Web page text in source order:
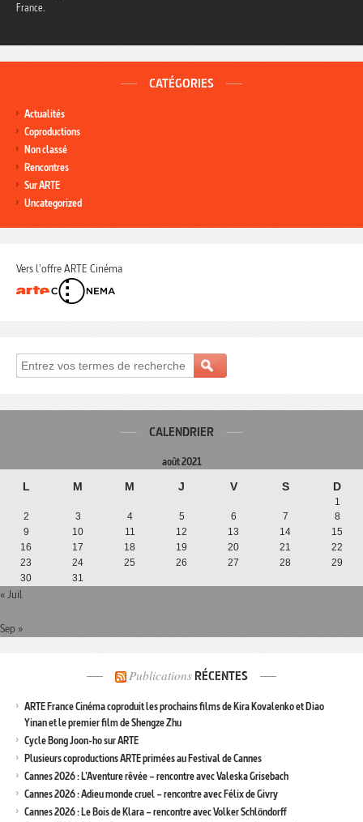
France.
CATÉGORIES
Actualités
Coproductions
Non classé
Rencontres
Sur ARTE
Uncategorized
Vers l'offre ARTE Cinéma
CALENDRIER
août 2021
L M M J V S D
1
2
3 4 5 6 7
8
9
10 11 12 13 14
15
16
17 18 19 20 21
22
23
24 25 26 27 28
29
30
31
« Juil
Sep »
Publications RÉCENTES
ARTE France Cinéma coproduit les prochains films de Kira Kovalenko et Diao
Yinan et le premier film de Shengze Zhu
Cycle Bong Joon-ho sur ARTE
Plusieurs coproductions ARTE primées au Festival de Cannes
Cannes 2026 : L’Aventure rêvée – rencontre avec Valeska Grisebach
Cannes 2026 : Adieu monde cruel – rencontre avec Félix de Givry
Cannes 2026 : Le Bois de Klara – rencontre avec Volker Schlöndorff